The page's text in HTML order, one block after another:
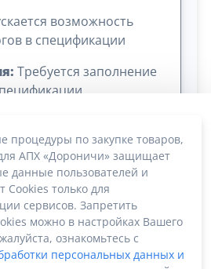
возможность
в спецификации
Требуется заполнение
000,00 ₽
процедуры по закупке товаров,
для АПХ «Дороничи» защищает
данные пользователей и
Cookies только для
сервисов. Запретить
можно в настройках Вашего
ознакомьтесь с
персональных данных и